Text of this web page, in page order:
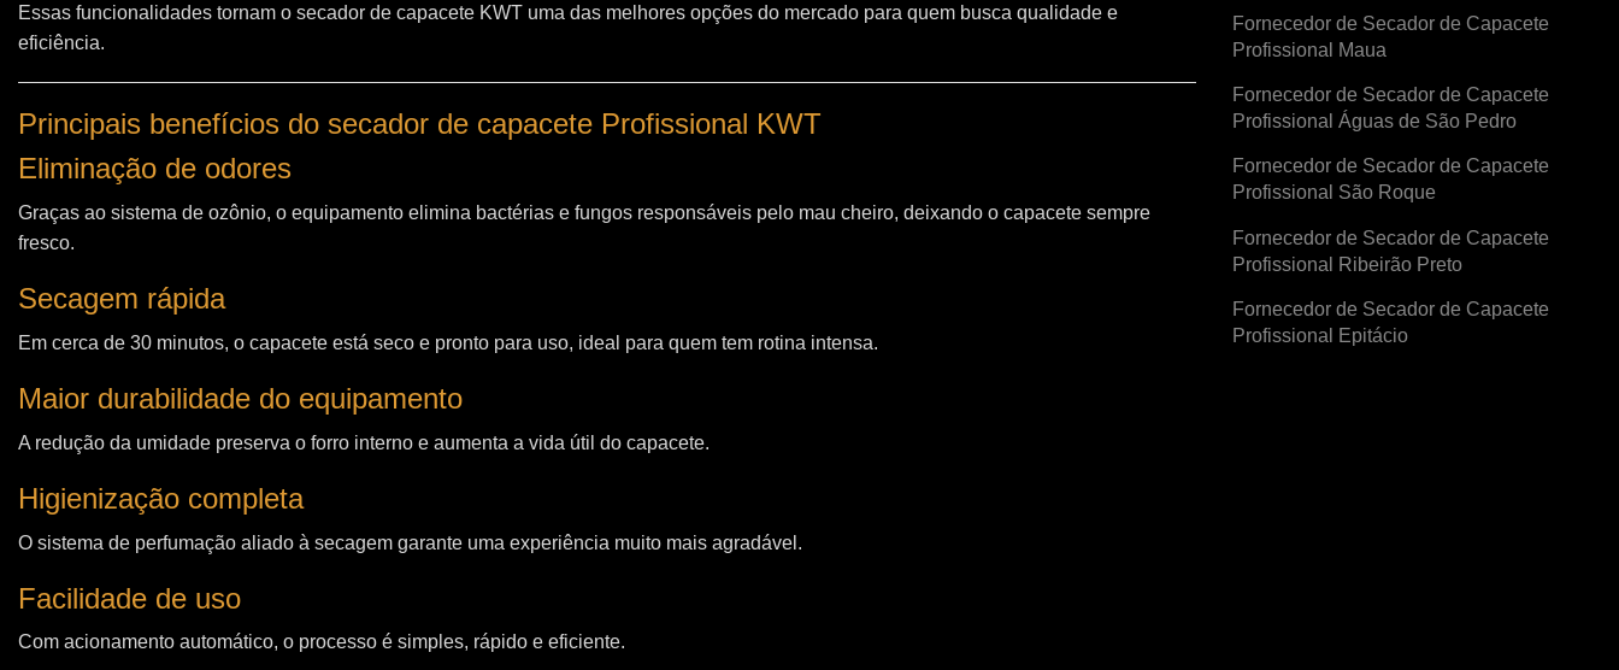
Essas funcionalidades tornam o secador de capacete KWT uma das melhores opções do mercado para quem busca qualidade e
eficiência.
Principais benefícios do secador de capacete Profissional KWT
Eliminação de odores
Graças ao sistema de ozônio, o equipamento elimina bactérias e fungos responsáveis pelo mau cheiro, deixando o capacete sempre
fresco.
Secagem rápida
Em cerca de 30 minutos, o capacete está seco e pronto para uso, ideal para quem tem rotina intensa.
Maior durabilidade do equipamento
A redução da umidade preserva o forro interno e aumenta a vida útil do capacete.
Higienização completa
O sistema de perfumação aliado à secagem garante uma experiência muito mais agradável.
Facilidade de uso
Com acionamento automático, o processo é simples, rápido e eficiente.
Fornecedor de Secador de Capacete
Profissional Maua
Fornecedor de Secador de Capacete
Profissional Águas de São Pedro
Fornecedor de Secador de Capacete
Profissional São Roque
Fornecedor de Secador de Capacete
Profissional Ribeirão Preto
Fornecedor de Secador de Capacete
Profissional Epitácio